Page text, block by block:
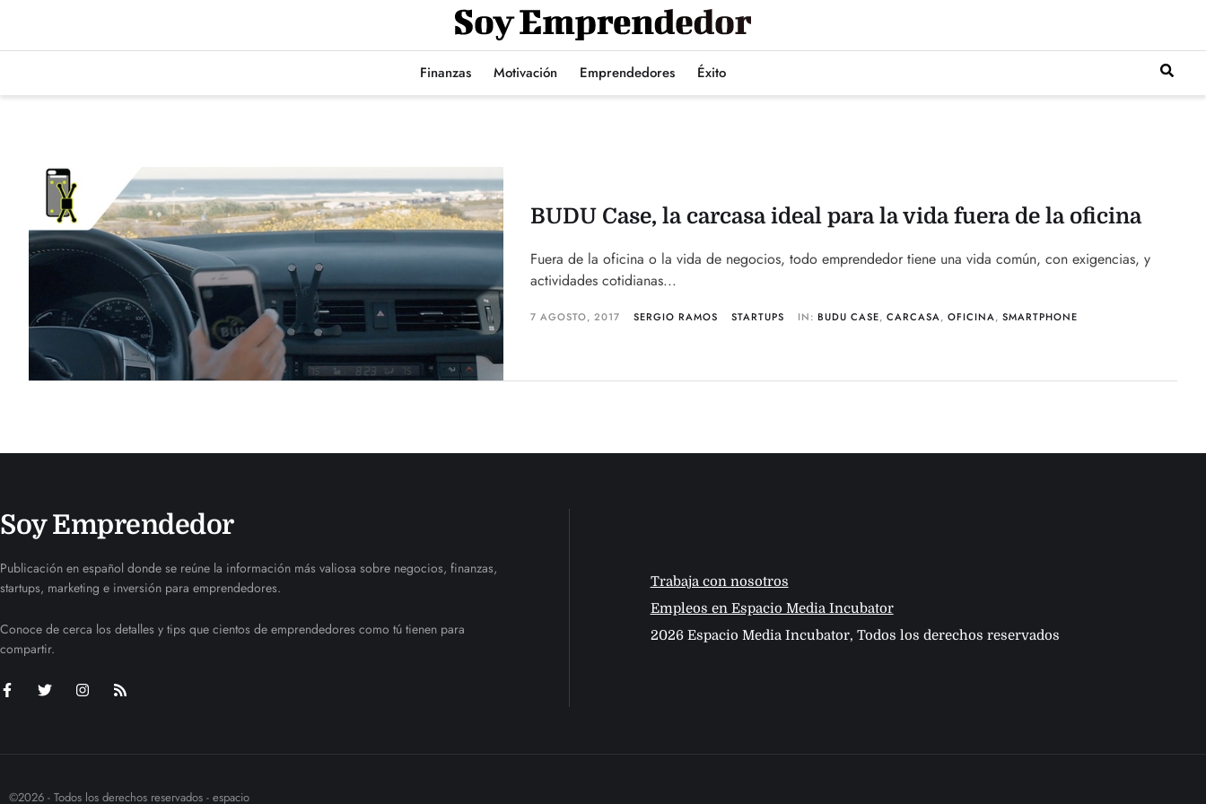
Finanzas Motivación Emprendedores Éxito
BUDU Case, la carcasa ideal para la vida fuera de la oficina
Fuera de la oficina o la vida de negocios, todo emprendedor tiene una vida común, con exigencias, y
actividades cotidianas...
7 AGOSTO, 2017 SERGIO RAMOS STARTUPS IN:BUDU CASE,CARCASA,OFICINA,SMARTPHONE
Soy Emprendedor
Publicación en español donde se reúne la información más valiosa sobre negocios, finanzas,
startups, marketing e inversión para emprendedores.
Conoce de cerca los detalles y tips que cientos de emprendedores como tú tienen para
compartir.
Trabaja con nosotros
Empleos en Espacio Media Incubator
2026 Espacio Media Incubator, Todos los derechos reservados
©2026 - Todos los derechos reservados - espacio